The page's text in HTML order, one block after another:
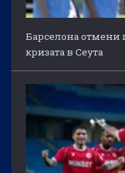
Барселона отмени
кризата в Сеута